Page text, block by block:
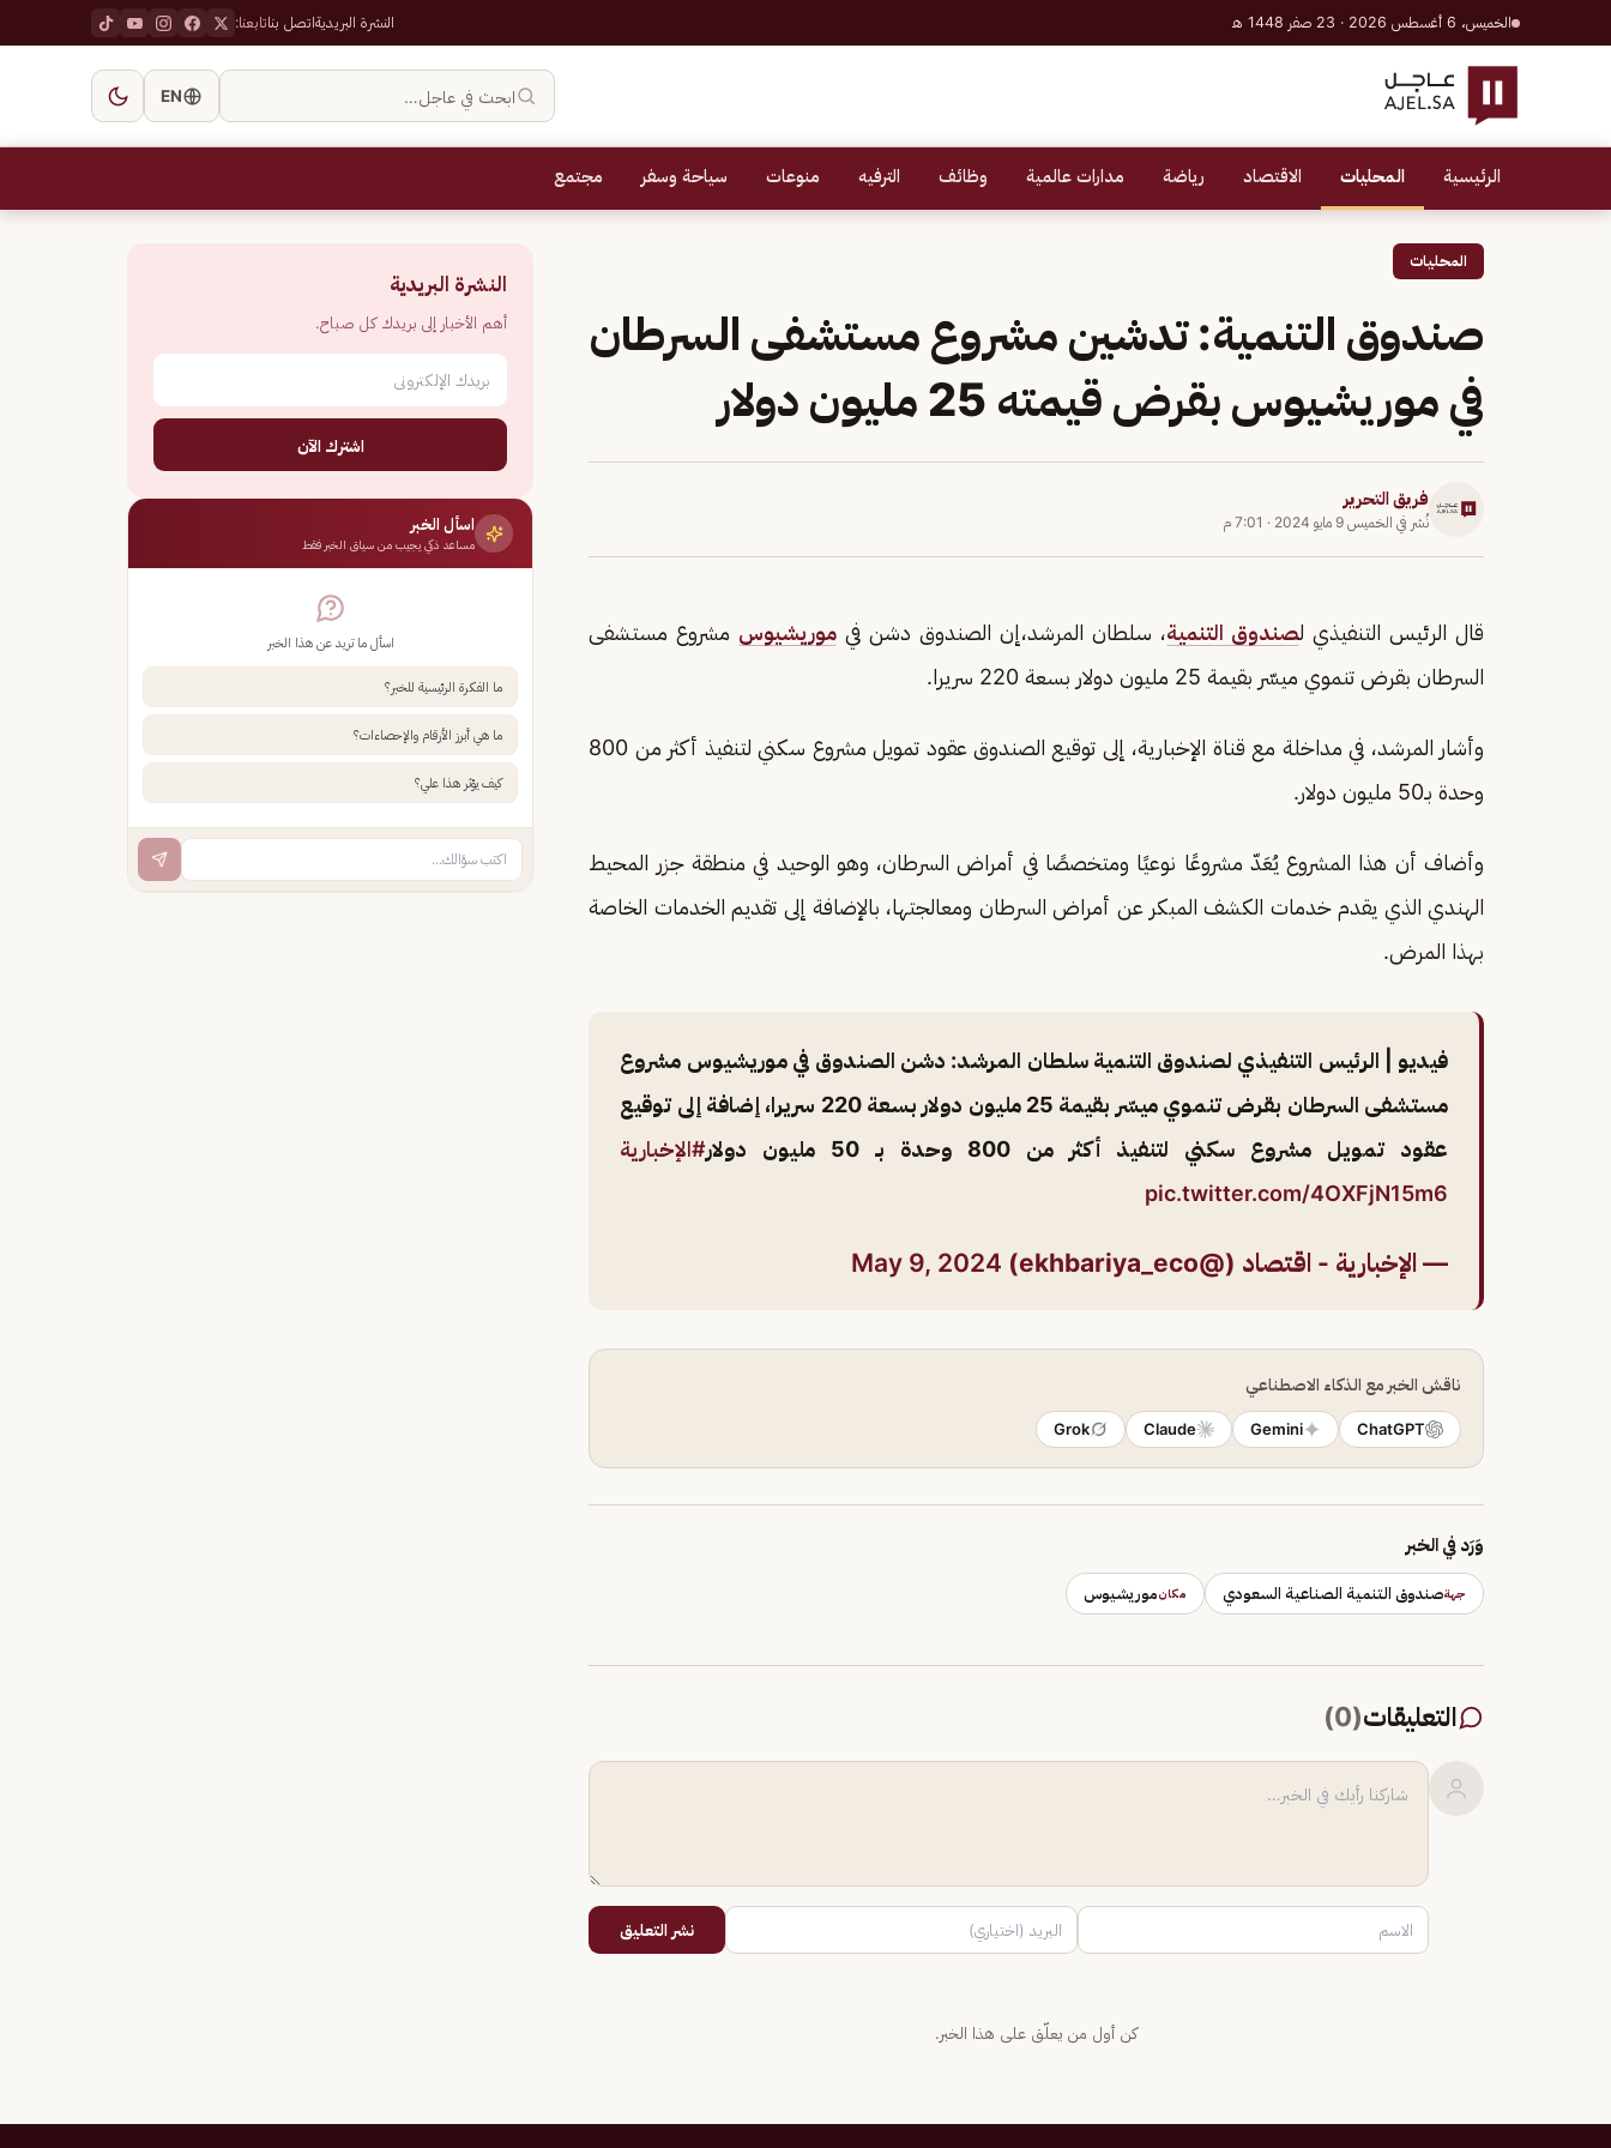
الخميس، 6 أغسطس 2026 · 23 صفر 1448 هـ النشرة البريديةاتصل بناتابعنا:
ابحث في عاجل… EN
الرئيسية المحليات الاقتصاد رياضة مدارات عالمية وظائف الترفيه منوعات سياحة وسفر مجتمع
المحليات
صندوق التنمية: تدشين مشروع مستشفى السرطان
في موريشيوس بقرض قيمته 25 مليون دولار
فريق التحرير
نُشر في الخميس 9 مايو 2024 · 7:01 م
قال الرئيس التنفيذي لصندوق التنمية، سلطان المرشد،إن الصندوق دشن في موريشيوس مشروع مستشفى
السرطان بقرض تنموي ميسّر بقيمة 25 مليون دولار بسعة 220 سريرا.
وأشار المرشد، في مداخلة مع قناة الإخبارية، إلى توقيع الصندوق عقود تمويل مشروع سكني لتنفيذ أكثر من 800
وحدة بـ50 مليون دولار.
وأضاف أن هذا المشروع يُعَدّ مشروعًا نوعيًا ومتخصصًا في أمراض السرطان، وهو الوحيد في منطقة جزر المحيط
الهندي الذي يقدم خدمات الكشف المبكر عن أمراض السرطان ومعالجتها، بالإضافة إلى تقديم الخدمات الخاصة
بهذا المرض.
فيديو | الرئيس التنفيذي لصندوق التنمية سلطان المرشد: دشن الصندوق في موريشيوس مشروع
مستشفى السرطان بقرض تنموي ميسّر بقيمة 25 مليون دولار بسعة 220 سريرا، إضافة إلى توقيع
عقود تمويل مشروع سكني لتنفيذ أكثر من 800 وحدة بـ 50 مليون دولار
#الإخبارية
pic.twitter.com/4OXFjN15m6
— الإخبارية - اقتصاد (@ekhbariya_eco) May 9, 2024
ناقش الخبر مع الذكاء الاصطناعي
ChatGPT
Gemini
Claude
Grok
وَرَد في الخبر
جهةصندوق التنمية الصناعية السعودي مكانموريشيوس
التعليقات(
0
)
نشر التعليق
كن أول من يعلّق على هذا الخبر.
النشرة البريدية
أهم الأخبار إلى بريدك كل صباح.
اشترك الآن
اسأل الخبر
مساعد ذكي يجيب من سياق الخبر فقط
اسأل ما تريد عن هذا الخبر
ما الفكرة الرئيسية للخبر؟
ما هي أبرز الأرقام والإحصاءات؟
كيف يؤثر هذا علي؟